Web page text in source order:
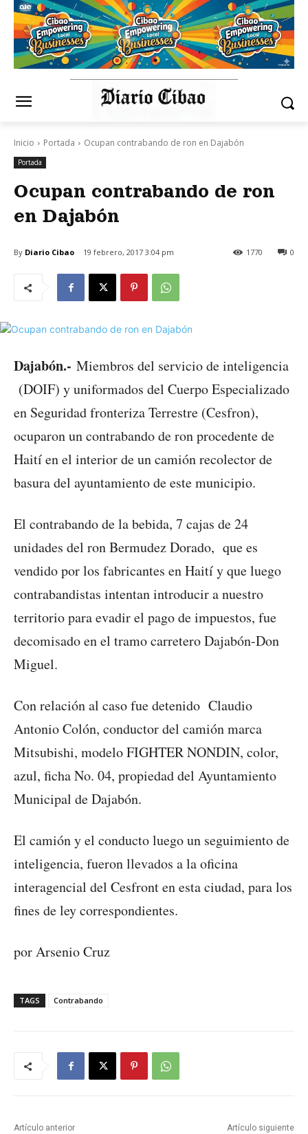
Inicio Portada Ocupan contrabando de ron en Dajabón
Portada
Ocupan contrabando de ron
en Dajabón
By Diario Cibao 19 febrero, 2017 3:04 pm 0
1770
Dajabón.- Miembros del servicio de inteligencia
(DOIF) y uniformados del Cuerpo Especializado
en Seguridad fronteriza Terrestre (Cesfron),
ocuparon un contrabando de ron procedente de
Haití en el interior de un camión recolector de
basura del ayuntamiento de este municipio.
El contrabando de la bebida, 7 cajas de 24
unidades del ron Bermudez Dorado, que es
vendido por los fabricantes en Haití y que luego
contrabandistas intentan introducir a nuestro
territorio para evadir el pago de impuestos, fue
decomisado en el tramo carretero Dajabón-Don
Miguel.
Con relación al caso fue detenido Claudio
Antonio Colón, conductor del camión marca
Mitsubishi, modelo FIGHTER NONDIN, color,
azul, ficha No. 04, propiedad del Ayuntamiento
Municipal de Dajabón.
El camión y el conducto luego un seguimiento de
inteligencia, fueron llevados a la oficina
interagencial del Cesfront en esta ciudad, para los
fines de ley correspondientes.
por Arsenio Cruz
TAGS Contrabando
Artículo anterior Artículo siguiente